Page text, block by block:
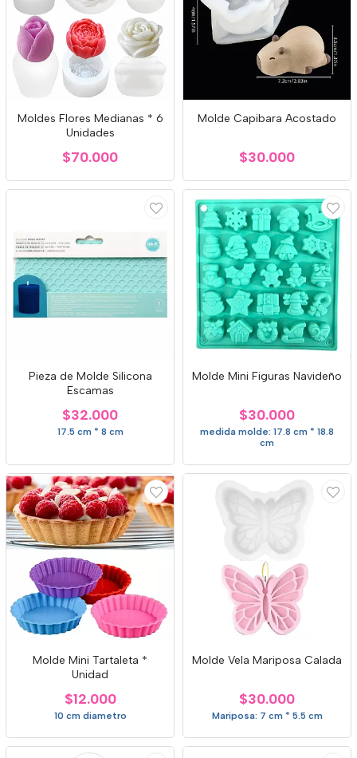
Moldes Flores Medianas * 6
Unidades
$70.000
Molde Capibara Acostado
$30.000
Pieza de Molde Silicona
Escamas
$32.000
17.5 cm * 8 cm
Molde Mini Figuras Navideño
$30.000
medida molde: 17.8 cm * 18.8
cm
Molde Mini Tartaleta *
Unidad
$12.000
10 cm diametro
Molde Vela Mariposa Calada
$30.000
Mariposa: 7 cm * 5.5 cm